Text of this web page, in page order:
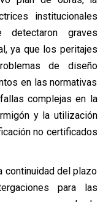
institucionales
graves
ya que los peritajes
de diseño
en las normativas
complejas en la
y la utilización
no certificados
continuidad del plazo
para las